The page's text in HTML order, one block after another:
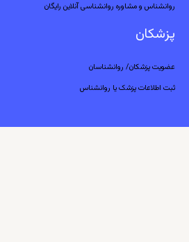
روانشناس و مشاوره روانشناسی آنلاین رایگان
پزشکان
عضویت پزشکان/ روانشناسان
ثبت اطلاعات پزشک یا روانشناس